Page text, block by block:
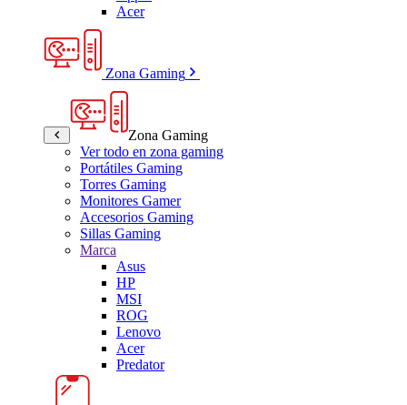
Acer
Zona Gaming
Zona Gaming
Ver todo en zona gaming
Portátiles Gaming
Torres Gaming
Monitores Gamer
Accesorios Gaming
Sillas Gaming
Marca
Asus
HP
MSI
ROG
Lenovo
Acer
Predator